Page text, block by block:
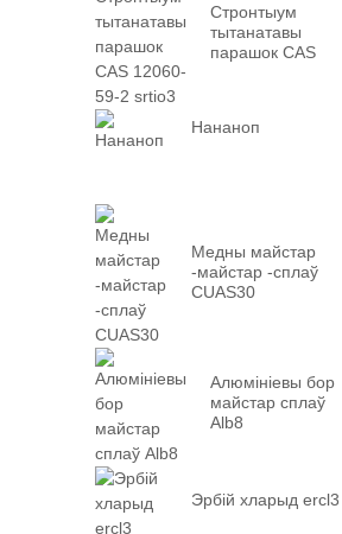
Стронтыум
тытанатавы
парашок CAS
Нананоп
Медны майстар
-майстар -сплаў
CUAS30
Алюмініевы бор
майстар сплаў
Alb8
Эрбій хларыд ercl3